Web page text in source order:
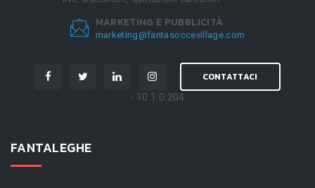
MARKETING E PUBBLICITÀ
marketing@fantasoccevillage.com
CONTATTACI
- 10.1.0.204
FANTALEGHE